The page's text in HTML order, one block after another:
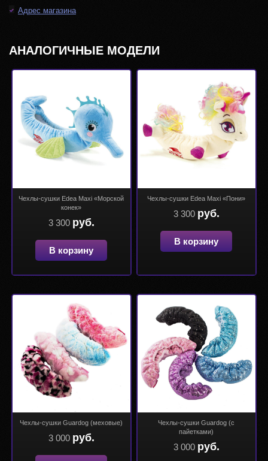
Адрес магазина
АНАЛОГИЧНЫЕ МОДЕЛИ
Чехлы-сушки Edea Maxi «Морской
конек»
3 300 руб.
В корзину
Чехлы-сушки Edea Maxi «Пони»
3 300 руб.
В корзину
Чехлы-сушки Guardog (меховые)
3 000 руб.
Чехлы-сушки Guardog (с
пайетками)
3 000 руб.